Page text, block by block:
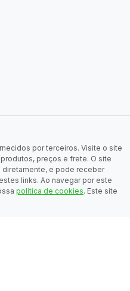
por terceiros. Visite o site
preços e frete. O site
diretamente, e pode receber
links. Ao navegar por este
política de cookies. Este site